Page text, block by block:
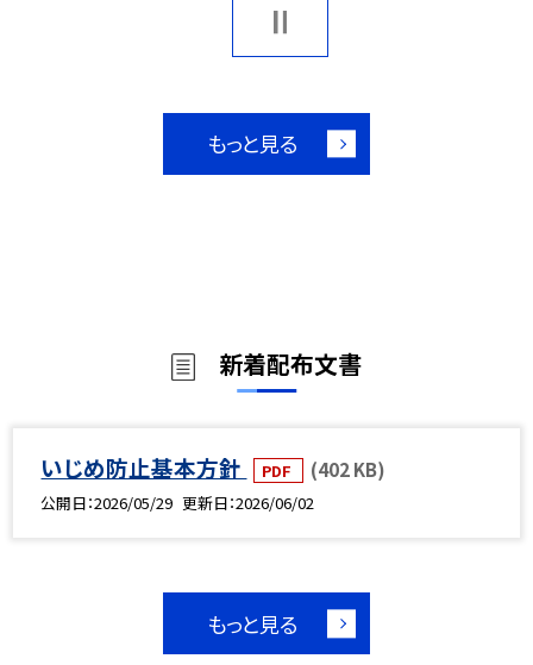
もっと見る
新着配布文書
いじめ防止基本方針 PDF (402 KB)
公開日 2026/05/29 更新日 2026/06/02
もっと見る